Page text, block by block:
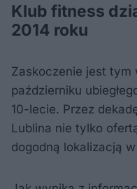
Klub fitness
2014 roku
Zaskoczenie jest tym
październiku
10-lecie. Przez
Lublina nie tylko
dogodną lokalizacją